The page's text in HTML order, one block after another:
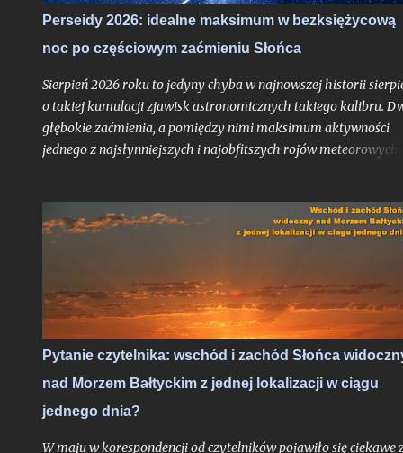
zaćmienia chodzą parami - nieco ponad dwa tygodnie od
gdy nasz satelita osiągnie pełnię czeka nas częściowe zaćmienie
Księżyca - znów o bardzo głębokiej fazie maksymalnej. Oba te
zaćmienie Słońc...
Perseidy 2026: idealne maksimum w bezksiężycową
noc po częściowym zaćmieniu Słońca
Sierpień 2026 roku to jedyny chyba w najnowszej historii
o takiej kumulacji zjawisk astronomicznych takiego kalibru.
głębokie zaćmienia, a pomiędzy nimi maksimum aktywności
jednego z najsłynniejszych i najobfitszych rojów meteorowych
trudne do przebicia otwarcie nowego sezonu z nocami
astronomicznymi. Do pełni szczęścia brakowałby chyba tylko
dwóch lat - nawet takie scenariusze bywają realne. Po
zachęcie do obserwacji sierpniowych zaćmień zapraszam na
wskazówek odnośnie najbardziej lubianego przez amatorów
wakacyjnego roju meteorów, których tylko w jedną noc
ujrzeć więcej, niż większość ludzi zobaczy przez całe życie.
Oczywiście jak zawsze pod głównym warunkiem: jeśli
zachmurzenie zrobi sobie od nas wakacje...
Pytanie czytelnika: wschód i zachód Słońca
nad Morzem Bałtyckim z jednej lokalizacji w ciągu
jednego dnia?
W maju w korespondencji od czytelników pojawiło się ciekawe